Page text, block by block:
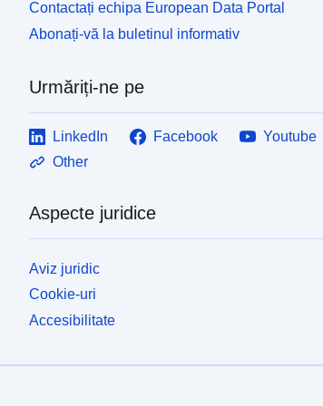
Contactați echipa European Data Portal
Abonați-vă la buletinul informativ
Urmăriți-ne pe
LinkedIn Facebook
Youtube
Other
Aspecte juridice
Aviz juridic
Cookie-uri
Accesibilitate